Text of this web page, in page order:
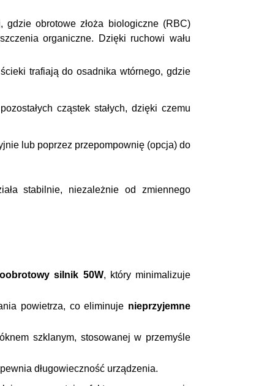
obrotowe złoża biologiczne (RBC)
organiczne. Dzięki ruchowi wału
trafiają do osadnika wtórnego, gdzie
cząstek stałych, dzięki czemu
lub poprzez przepompownię (opcja) do
stabilnie, niezależnie od zmiennego
silnik 50W, który minimalizuje
powietrza, co eliminuje nieprzyjemne
szklanym, stosowanej w przemyśle
długowieczność urządzenia.